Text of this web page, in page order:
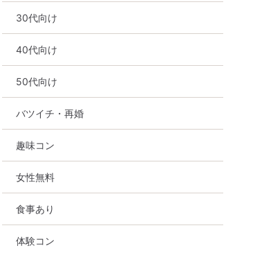
30代向け
40代向け
50代向け
バツイチ・再婚
趣味コン
女性無料
食事あり
体験コン